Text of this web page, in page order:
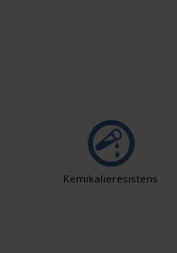
Kemikalieresistens